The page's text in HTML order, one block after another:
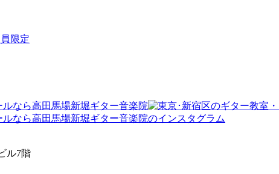
ル7階